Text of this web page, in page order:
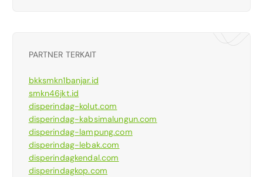
PARTNER TERKAIT
bkksmkn1banjar.id
smkn46jkt.id
disperindag-kolut.com
disperindag-kabsimalungun.com
disperindag-lampung.com
disperindag-lebak.com
disperindagkendal.com
disperindagkop.com